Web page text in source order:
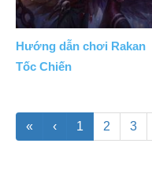
Hướng dẫn chơi Rakan
Tốc Chiến
« ‹ 1 2 3